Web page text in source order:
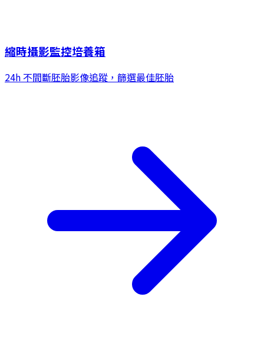
縮時攝影監控培養箱
24h 不間斷胚胎影像追蹤，篩選最佳胚胎